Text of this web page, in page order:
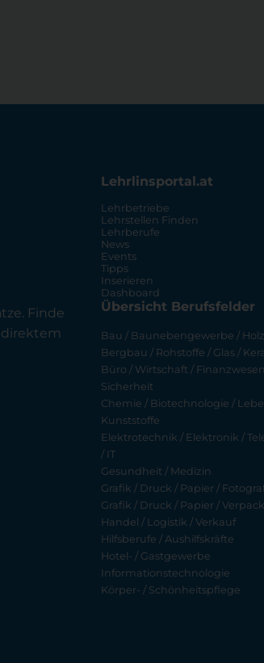
Finde
Lehrlinsportal.at
Lehrbetriebe
Lehrstellen Finden
Lehrberufe
News
Events
Tipps
Inserieren
Dashboard
Übersicht Berufsfelder
Bau / Baunebengewerbe / Holz
Bergbau / Rohstoffe / Glas /
Büro / Wirtschaft /
Sicherheit
Chemie / Biotechnologie /
Kunststoffe
Elektrotechnik / Elektronik /
/ IT
Gesundheit / Medizin
Grafik / Druck / Papier /
Grafik / Druck / Papier /
Handel / Logistik / Verkauf
Hilfsberufe / Aushilfskräfte
Hotel- / Gastgewerbe
Informationstechnologie
Körper- / Schönheitspflege